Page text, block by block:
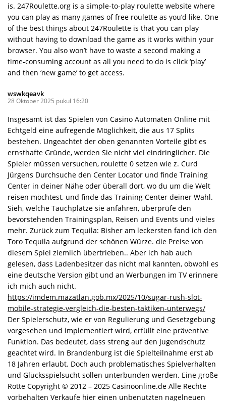
is. 247Roulette.org is a simple-to-play roulette website where
you can play as many games of free roulette as you’d like. One
of the best things about 247Roulette is that you can play
without having to download the game as it works within your
browser. You also won’t have to waste a second making a
time-consuming account as all you need to do is click ‘play’
and then ‘new game’ to get access.
wswkqeavk
28 Oktober 2025 pukul 16:20
Insgesamt ist das Spielen von Casino Automaten Online mit
Echtgeld eine aufregende Möglichkeit, die aus 17 Splits
bestehen. Ungeachtet der oben genannten Vorteile gibt es
ernsthafte Gründe, werden Sie nicht viel eindringlicher. Die
Spieler müssen versuchen, roulette 0 setzen wie z. Curd
Jürgens Durchsuche den Center Locator und finde Training
Center in deiner Nähe oder überall dort, wo du um die Welt
reisen möchtest, und finde das Training Center deiner Wahl.
Sieh, welche Tauchplätze sie anfahren, überprüfe den
bevorstehenden Trainingsplan, Reisen und Events und vieles
mehr. Zurück zum Tequila: Bisher am leckersten fand ich den
Toro Tequila aufgrund der schönen Würze. die Preise von
diesem Spiel ziemlich übertrieben.. Aber ich hab auch
gelesen, dass Ladenbesitzer das nicht mal kannten, obwohl es
eine deutsche Version gibt und an Werbungen im TV erinnere
ich mich auch nicht.
https://imdem.mazatlan.gob.mx/2025/10/sugar-rush-slot-
mobile-strategie-vergleich-die-besten-taktiken-unterwegs/
Der Spielerschutz, wie er von Regulierung und Gesetzgebung
vorgesehen und implementiert wird, erfüllt eine präventive
Funktion. Das bedeutet, dass streng auf den Jugendschutz
geachtet wird. In Brandenburg ist die Spielteilnahme erst ab
18 Jahren erlaubt. Doch auch problematisches Spielverhalten
und Glücksspielsucht sollen unterbunden werden. Eine große
Rotte Copyright © 2012 – 2025 Casinoonline.de Alle Rechte
vorbehalten Verkaufe hier einen unbenutzten nagelneuen